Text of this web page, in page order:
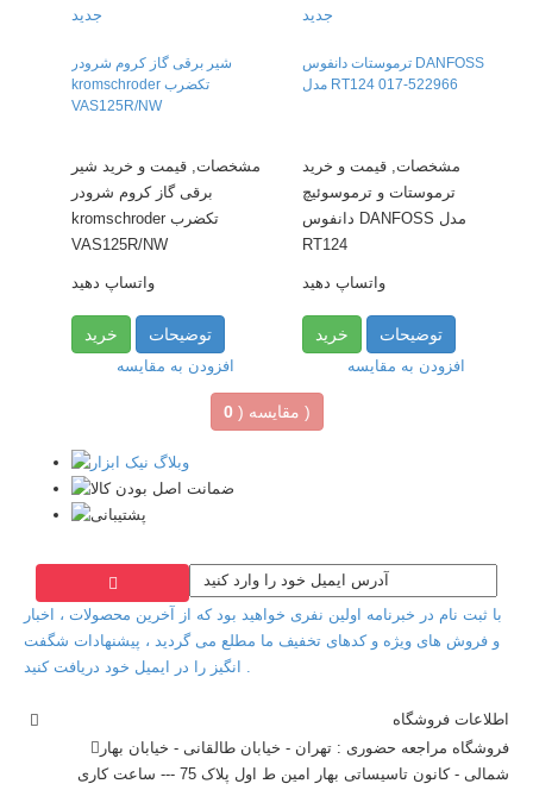
جدید
ترموستات دانفوس DANFOSS
مدل RT124 017-522966
مشخصات, قیمت و خرید
ترموستات و ترموسوئیچ
دانفوس DANFOSS مدل
RT124
واتساپ دهید
خرید توضیحات
افزودن به مقایسه
جدید
شیر برقی گاز کروم شرودر
kromschroder تکضرب
VAS125R/NW
مشخصات, قیمت و خرید شیر
برقی گاز کروم شرودر
kromschroder تکضرب
VAS125R/NW
واتساپ دهید
خرید توضیحات
افزودن به مقایسه
مقایسه ( 0 )
با ثبت نام در خبرنامه اولین نفری خواهید بود که از آخرین محصولات ، اخبار
و فروش های ویژه و کدهای تخفیف ما مطلع می گردید ، پیشنهادات شگفت
انگیز را در ایمیل خود دریافت کنید .
اطلاعات فروشگاه
فروشگاه مراجعه حضوری : تهران - خیابان طالقانی - خیابان بهار
شمالی - کانون تاسیساتی بهار امین ط اول پلاک 75 --- ساعت کاری